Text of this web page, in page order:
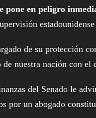
en peligro
de su protección
nuestra nación con el
del Senado le
por un abogado